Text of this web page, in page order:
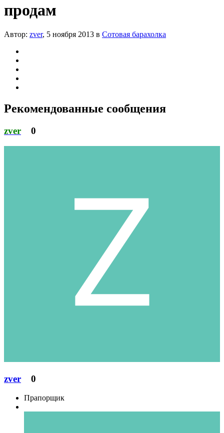
продам
Автор: zver, 5 ноября 2013 в Сотовая барахолка
Рекомендованные сообщения
zver 0
zver 0
Прапорщик